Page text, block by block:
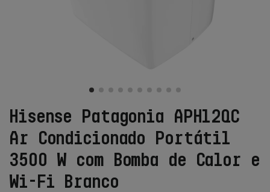
Hisense Patagonia APH12QC
Ar Condicionado Portátil
3500 W com Bomba de Calor e
Wi-Fi Branco